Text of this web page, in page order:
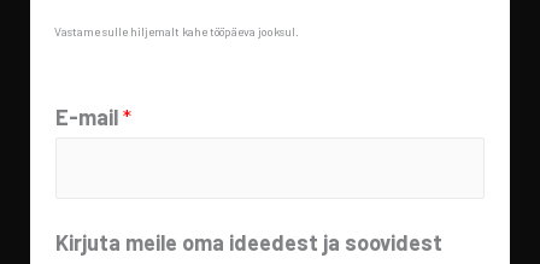
Vastame sulle hiljemalt kahe tööpäeva jooksul.
E-mail*
Kirjuta meile oma ideedest ja soovidest